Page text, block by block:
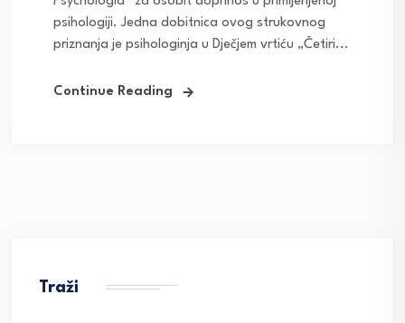
psihologiji. Jedna dobitnica ovog strukovnog
priznanja je psihologinja u Dječjem vrtiću „Četiri...
Continue Reading
Traži